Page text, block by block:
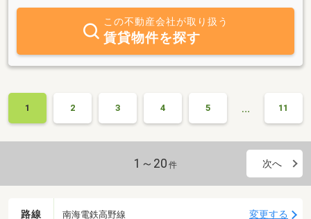
皆様からのお問合せ心よりお待ちしております。
この不動産会社が取り扱う
賃貸物件を探す
1 2 3 4 5 … 11
1～20 件 次へ
路線 南海電鉄高野線 変更する